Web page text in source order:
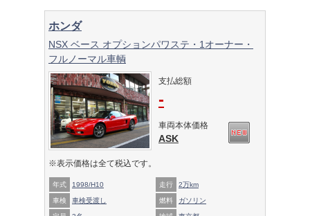
ホンダ
NSX ベース オプションパワステ・1オーナー・
フルノーマル車輌
支払総額
-
車両本体価格
ASK
※表示価格は全て税込です。
年式 1998/H10 走行 2万km
車検 車検受渡し 燃料 ガソリン